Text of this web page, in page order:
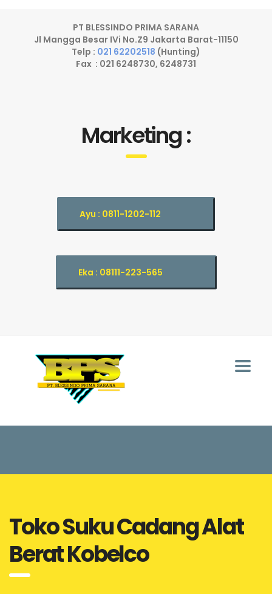
PT BLESSINDO PRIMA SARANA
Jl Mangga Besar IVi No.Z9 Jakarta Barat-11150
Telp : 021 62202518 (Hunting)
Fax : 021 6248730, 6248731
Marketing :
Ayu : 0811-1202-112
Eka : 08111-223-565
Toko Suku Cadang Alat
Berat Kobelco